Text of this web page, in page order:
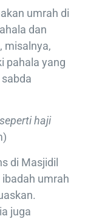
umrah di
dan
misalnya,
pahala yang
haji
di Masjidil
umrah
juga